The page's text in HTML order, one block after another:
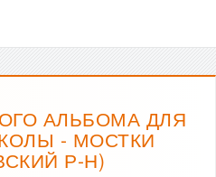
АЛЬБОМА ДЛЯ
- МОСТКИ
Р-Н)